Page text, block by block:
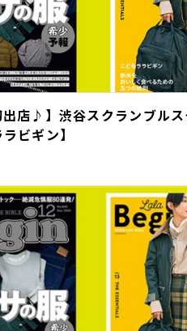
出店♪】渋谷スクランブル
ビギン】